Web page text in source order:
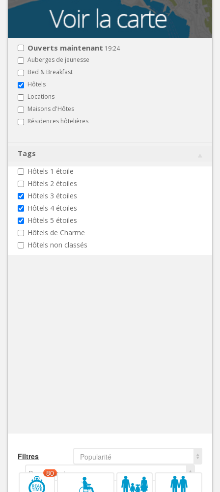
Ouverts maintenant 19:24
Auberges de jeunesse
Bed & Breakfast
Hôtels
Locations
Maisons d'Hôtes
Résidences hôtelières
Tags
Hôtels 1 étoile
Hôtels 2 étoiles
Hôtels 3 étoiles
Hôtels 4 étoiles
Hôtels 5 étoiles
Hôtels de Charme
Hôtels non classés
Filtres
Popularité
Decroissant
80